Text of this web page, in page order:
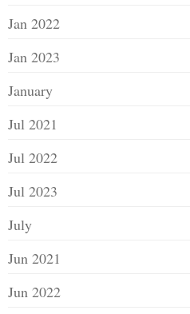
Jan 2022
Jan 2023
January
Jul 2021
Jul 2022
Jul 2023
July
Jun 2021
Jun 2022